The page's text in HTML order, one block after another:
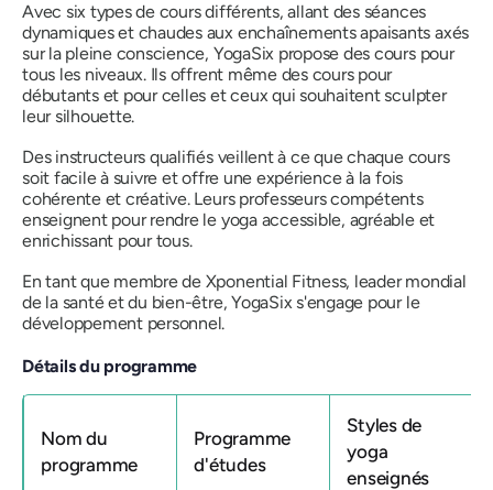
Avec six types de cours différents, allant des séances
dynamiques et chaudes aux enchaînements apaisants axés
sur la pleine conscience, YogaSix propose des cours pour
tous les niveaux. Ils offrent même des cours pour
débutants et pour celles et ceux qui souhaitent sculpter
leur silhouette.
Des instructeurs qualifiés veillent à ce que chaque cours
soit facile à suivre et offre une expérience à la fois
cohérente et créative. Leurs professeurs compétents
enseignent pour rendre le yoga accessible, agréable et
enrichissant pour tous.
En tant que membre de Xponential Fitness, leader mondial
de la santé et du bien-être, YogaSix s'engage pour le
développement personnel.
Détails du programme
Nom du
programme
Programme
d'études
Styles de
yoga
enseignés